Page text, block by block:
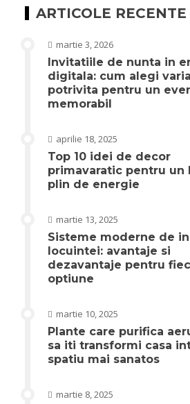
ARTICOLE RECENTE
martie 3, 2026
Invitatiile de nunta in
digitala: cum alegi
potrivita pentru un
memorabil
aprilie 18, 2025
Top 10 idei de decor
primavaratic pentru un
plin de energie
martie 13, 2025
Sisteme moderne de
locuintei: avantaje si
dezavantaje pentru
optiune
martie 10, 2025
Plante care purifica
sa iti transformi casa
spatiu mai sanatos
martie 8, 2025